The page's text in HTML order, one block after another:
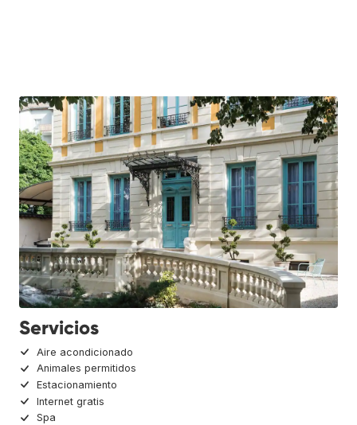
Servicios
Aire acondicionado
Animales permitidos
Estacionamiento
Internet gratis
Spa